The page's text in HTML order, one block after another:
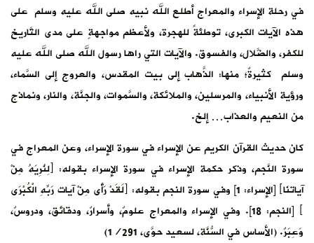
في رحلة الإسراء والمعراج أطلع الله نبيه صلى الله عليه وسلم على
هذه الآيات الكبرى، توطئةً للهجرة، ولأعظم مواجهةٍ على مدى التَّاريخ
للكفر، والضَّلال، والفسوق. والآيات التي راها رسول الله صلى الله عليه
وسلم كثيرةٌ؛ منها: الذَّهاب إلى بيت المقدس، والعروج إلى السَّماء،
ورؤية الأنبياء، والمرسلين، والملائكة، والسَّموات، والجنَّة، والنار، ونماذج
من النعيم والعذاب… إلخ.
كان حديث القرآن الكريم عن الإسراء في سورة الإسراء، وعن المعراج في
سورة النَّجم، وذكر حكمة الإسراء في سورة الإسراء بقوله: ﴿لِنُرِيَهُ مِنْ
آياتنَا﴾ [الإسراء: 1] وفي سورة النجم بقوله: ﴿لَقَدْ رَأَى مِنْ آيات رَبِّهِ الْكُبْرَى
﴾ [النجم: 18]. وفي الإسراء والمعراج علومٌ، وأسرارٌ، ودقائق، ودروسٌ،
وَعِبَرٌ. (الأساس في السُّنَّة، لسعيد حوَّى، 1/291)